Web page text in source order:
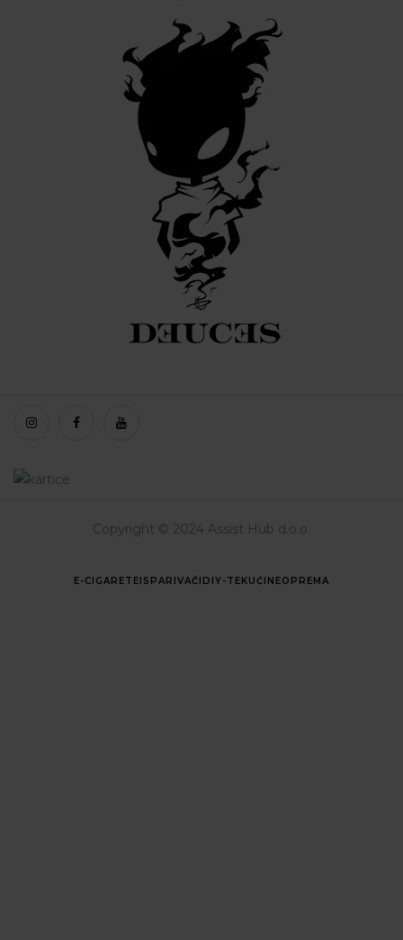
Copyright © 2024 Assist Hub d.o.o.
E-CIGARETEISPARIVAČI DIY-TEKUĆINEOPREMA